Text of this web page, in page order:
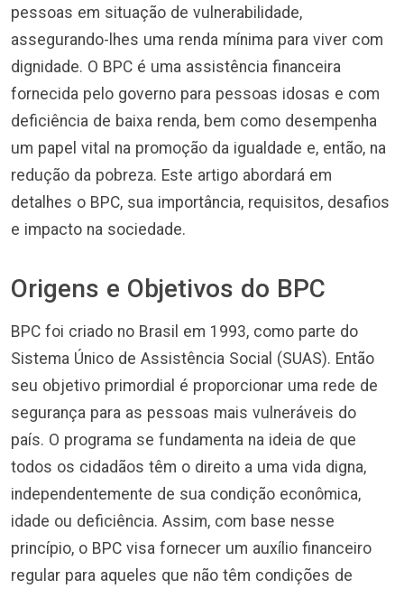
pessoas em situação de vulnerabilidade,
assegurando-lhes uma renda mínima para viver com
dignidade. O BPC é uma assistência financeira
fornecida pelo governo para pessoas idosas e com
deficiência de baixa renda, bem como desempenha
um papel vital na promoção da igualdade e, então, na
redução da pobreza. Este artigo abordará em
detalhes o BPC, sua importância, requisitos, desafios
e impacto na sociedade.
Origens e Objetivos do BPC
BPC foi criado no Brasil em 1993, como parte do
Sistema Único de Assistência Social (SUAS). Então
seu objetivo primordial é proporcionar uma rede de
segurança para as pessoas mais vulneráveis do
país. O programa se fundamenta na ideia de que
todos os cidadãos têm o direito a uma vida digna,
independentemente de sua condição econômica,
idade ou deficiência. Assim, com base nesse
princípio, o BPC visa fornecer um auxílio financeiro
regular para aqueles que não têm condições de